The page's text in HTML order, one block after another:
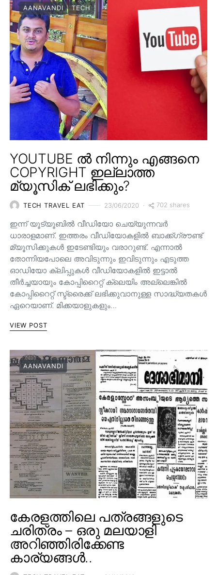
AANAVANDI TECH
YOUTUBE ൽ നിന്നും എങ്ങനെ
COPYRIGHT ഇല്ലാത്ത
മ്യൂസിക് ലഭിക്കും?
TECH TRAVEL EAT 23/06/2020 702 shares
ഇന്ന് യൂട്യൂബിൽ വീഡിയോ ചെയ്യുന്നവർ
ധാരാളമാണ്. ഇത്തരം വീഡിയോകളിൽ ബാക്ക്ഗ്രൗണ്ട്
മ്യൂസിക്കുകൾ ഇടേണ്ടിയും വരാറുണ്ട്. എന്നാൽ
തോന്നിയപോലെ അവിടുന്നും ഇവിടുന്നും എടുത്ത
ഓഡിയോ ക്ലിപ്പുകൾ വീഡിയോകളിൽ ഇട്ടാൽ
തീർച്ചയായും കോപ്പിറൈറ്റ് ക്ലെയിം അല്ലെങ്കിൽ
കോപ്പിറൈറ്റ് സ്ട്രൈക്ക് ലഭിക്കുവാനുള്ള സാദ്ധ്യതകൾ
ഏറെയാണ്. മിക്കയാളുകളും…
VIEW POST
AANAVANDI
കേരളത്തിലെ പത്രങ്ങളുടെ
ചരിത്രം – ഒരു മലയാളി
അറിഞ്ഞിരിക്കേണ്ട
കാര്യങ്ങൾ..